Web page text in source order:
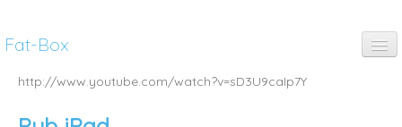
Fat-Box
fun
music
http://www.youtube.com/watch?v=sD3U9caIp7Y